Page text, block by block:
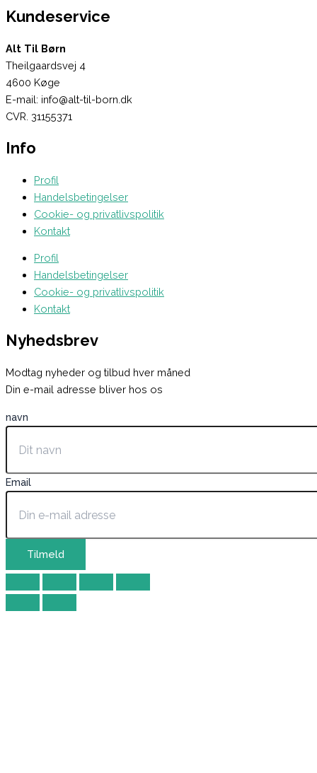
Kundeservice
Alt Til Børn
Theilgaardsvej 4
4600 Køge
E-mail: info@alt-til-born.dk
CVR. 31155371
Info
Profil
Handelsbetingelser
Cookie- og privatlivspolitik
Kontakt
Profil
Handelsbetingelser
Cookie- og privatlivspolitik
Kontakt
Nyhedsbrev
Modtag nyheder og tilbud hver måned
Din e-mail adresse bliver hos os
navn
Email
Tilmeld